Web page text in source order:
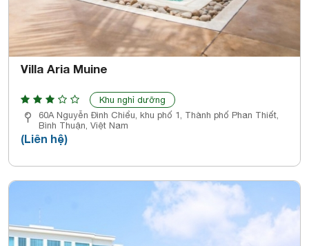
Villa Aria Muine
Khu nghỉ dưỡng
60A Nguyễn Đình Chiểu, khu phố 1, Thành phố Phan Thiết,
Bình Thuận, Việt Nam
(Liên hệ)